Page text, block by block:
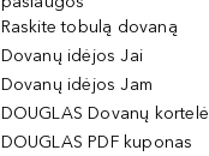
Raskite tobulą dovaną
Dovanų idėjos Jai
Dovanų idėjos Jam
DOUGLAS Dovanų kortelė
DOUGLAS PDF kuponas